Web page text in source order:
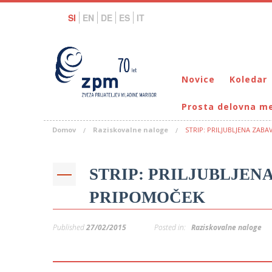
SI EN DE ES IT
Novice Koledar
Prosta delovna
Domov Raziskovalne naloge STRIP: PRILJUBLJENA
STRIP:
PRIPOMOČEK
Published27/02/2015 Posted in: Raziskovalne naloge